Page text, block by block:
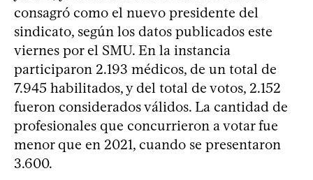
consagró como el nuevo presidente del
sindicato, según los datos publicados este
viernes por el SMU. En la instancia
participaron 2.193 médicos, de un total de
7.945 habilitados, y del total de votos, 2.152
fueron considerados válidos. La cantidad de
profesionales que concurrieron a votar fue
menor que en 2021, cuando se presentaron
3.600.